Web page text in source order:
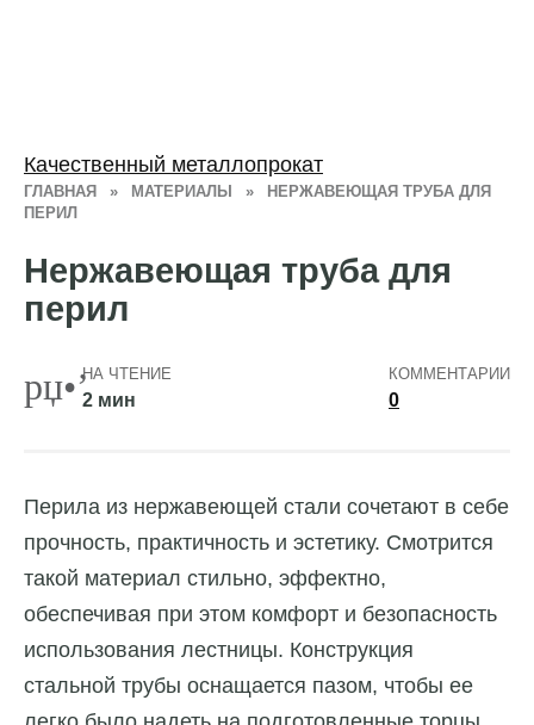
ГЛАВНАЯ » МАТЕРИАЛЫ »
НЕРЖАВЕЮЩАЯ ТРУБА ДЛЯ
ПЕРИЛ
Нержавеющая труба для
перил
НА ЧТЕНИЕ
2 мин
КОММЕНТАРИИ
0
Перила из нержавеющей стали сочетают в себе
прочность, практичность и эстетику. Смотрится
такой материал стильно, эффектно,
обеспечивая при этом комфорт и безопасность
использования лестницы. Конструкция
стальной трубы оснащается пазом, чтобы ее
Качественный металлопрокат